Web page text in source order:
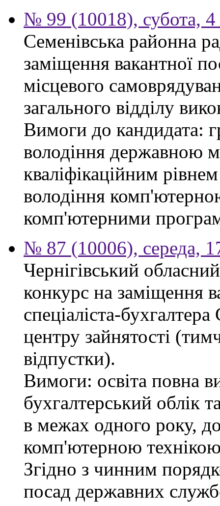
№ 99 (10018), субота, 4
Семенівська районна
заміщення вакантної
місцевого
загального відділу
Вимоги до кандидата:
володіння державною
кваліфікаційним
володіння
комп'ютерними
№ 87 (10006), середа,
Чернігівський
конкурс на заміщення
спеціаліста-
центру зайнятості
відпустки).
Вимоги: освіта повна
бухгалтерський облік
в межах одного року,
комп'ютерною
Згідно з чинним
посад державних